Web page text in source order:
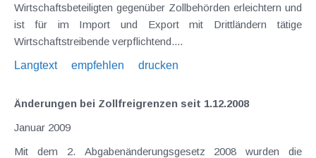
Wirtschaftsbeteiligten gegenüber Zollbehörden erleichtern und
ist für im Import und Export mit Drittländern tätige
Wirtschaftstreibende verpflichtend....
Langtext
empfehlen drucken
Änderungen bei Zollfreigrenzen seit 1.12.2008
Januar 2009
Mit dem 2. Abgabenänderungsgesetz 2008 wurden die